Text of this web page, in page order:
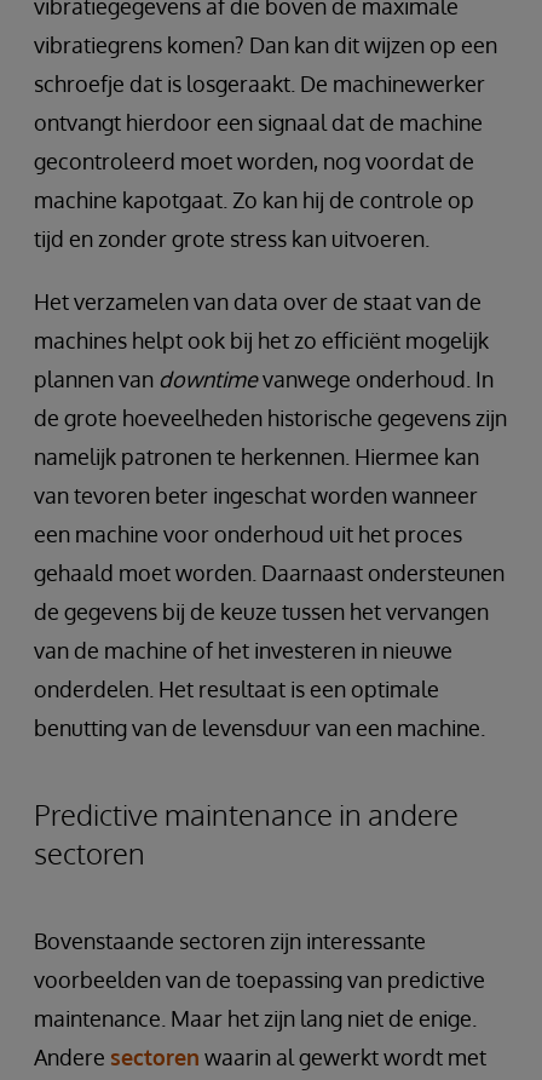
vibratiegegevens af die boven de maximale
vibratiegrens komen? Dan kan dit wijzen op een
schroefje dat is losgeraakt. De machinewerker
ontvangt hierdoor een signaal dat de machine
gecontroleerd moet worden, nog voordat de
machine kapotgaat. Zo kan hij de controle op
tijd en zonder grote stress kan uitvoeren.
Het verzamelen van data over de staat van de
machines helpt ook bij het zo efficiënt mogelijk
plannen van downtimevanwege onderhoud. In
de grote hoeveelheden historische gegevens zijn
namelijk patronen te herkennen. Hiermee kan
van tevoren beter ingeschat worden wanneer
een machine voor onderhoud uit het proces
gehaald moet worden. Daarnaast ondersteunen
de gegevens bij de keuze tussen het vervangen
van de machine of het investeren in nieuwe
onderdelen. Het resultaat is een optimale
benutting van de levensduur van een machine.
Predictive maintenance in andere
sectoren
Bovenstaande sectoren zijn interessante
voorbeelden van de toepassing van predictive
maintenance. Maar het zijn lang niet de enige.
Andere sectoren waarin al gewerkt wordt met